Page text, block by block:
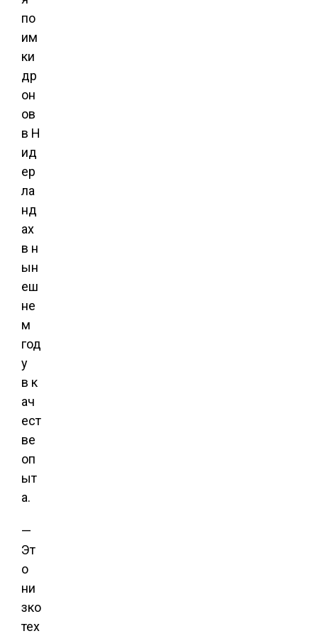
по
им
ки
др
он
ов
в Н
ид
ер
ла
нд
ах
в н
ын
еш
не
м
год
у
в к
ач
ест
ве
оп
ыт
а.
—
Эт
о
ни
зко
тех